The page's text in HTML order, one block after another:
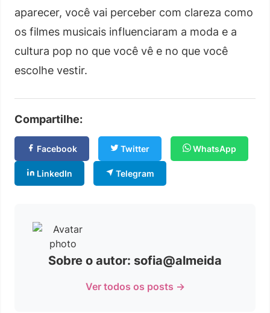
aparecer, você vai perceber com clareza como
os filmes musicais influenciaram a moda e a
cultura pop no que você vê e no que você
escolhe vestir.
Compartilhe:
Facebook Twitter WhatsApp
LinkedIn Telegram
Sobre o autor: sofia@almeida
Ver todos os posts →